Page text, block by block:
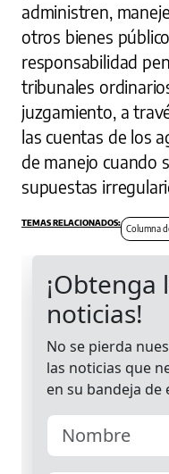
administren,
otros bienes
responsabilidad
tribunales
juzgamiento, a
las cuentas de los
de manejo cuando
supuestas
Columna